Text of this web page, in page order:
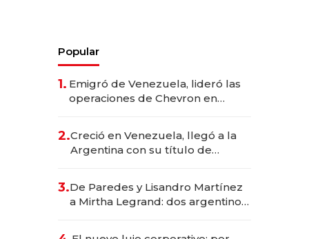
Popular
1. Emigró de Venezuela, lideró las
operaciones de Chevron en
2.Creció en Venezuela, llegó a la
Argentina con su título de
las marcas "fast premium"
3.De Paredes y Lisandro Martínez
a Mirtha Legrand: dos argentinos